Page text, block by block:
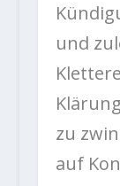
und
zu
auf